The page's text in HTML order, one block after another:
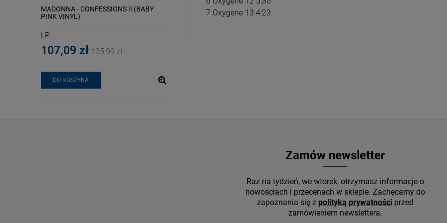
MADONNA - CONFESSIONS II (BABY
PINK VINYL)
LP
107,09 zł 125,99 zł
DO KOSZYKA
MAZOLEWSKI, WOJTEK/ MARCIN
DOROCIŃSKI - WITKACY. KOMPOZYCJE
7 Oxygene 13 4:23
Zamów newsletter
Raz na tydzień, we wtorek, otrzymasz informacje o
nowościach i przecenach w sklepie. Zachęcamy do
zapoznania się z polityką prywatności przed
zamówieniem newslettera.